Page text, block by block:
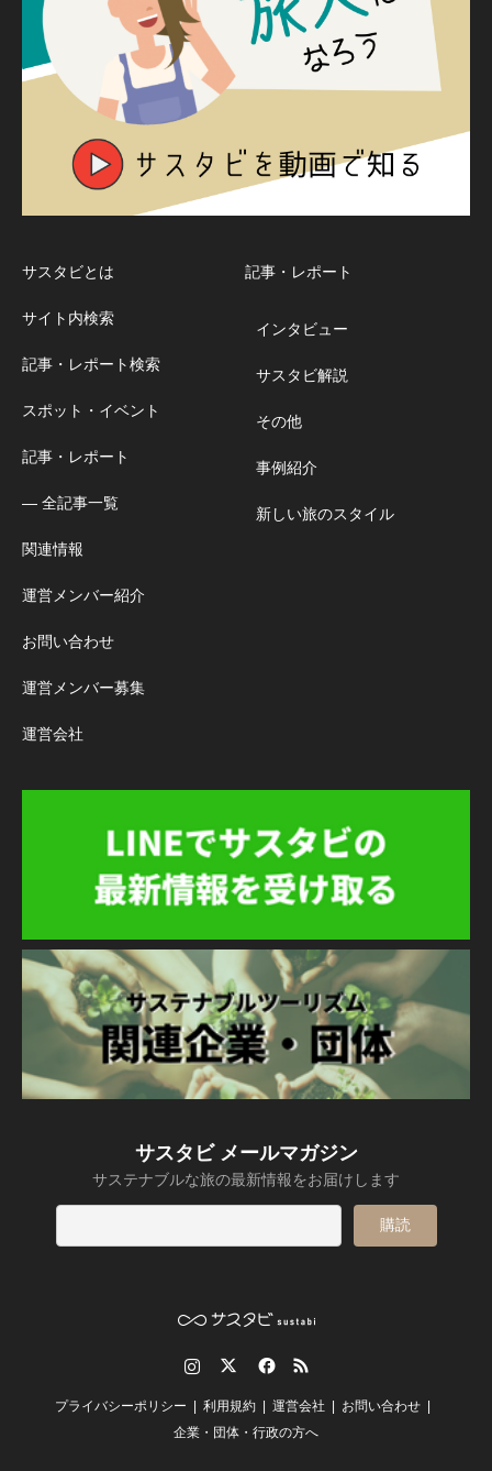
サスタビとは
サイト内検索
記事・レポート検索
スポット・イベント
記事・レポート
― 全記事一覧
関連情報
運営メンバー紹介
お問い合わせ
運営メンバー募集
運営会社
記事・レポート
インタビュー
サスタビ解説
その他
事例紹介
新しい旅のスタイル
サスタビ メールマガジン
サステナブルな旅の最新情報をお届けします
RSS
プライバシーポリシー 利用規約 運営会社
お問い合わせ
企業・団体・行政の方へ